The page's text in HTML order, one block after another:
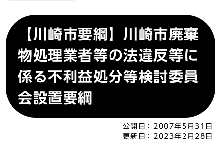
【川崎市要綱】川崎市廃棄
物処理業者等の法違反等に
係る不利益処分等検討委員
会設置要綱
公開日： 2007年5月31日
更新日： 2023年2月28日